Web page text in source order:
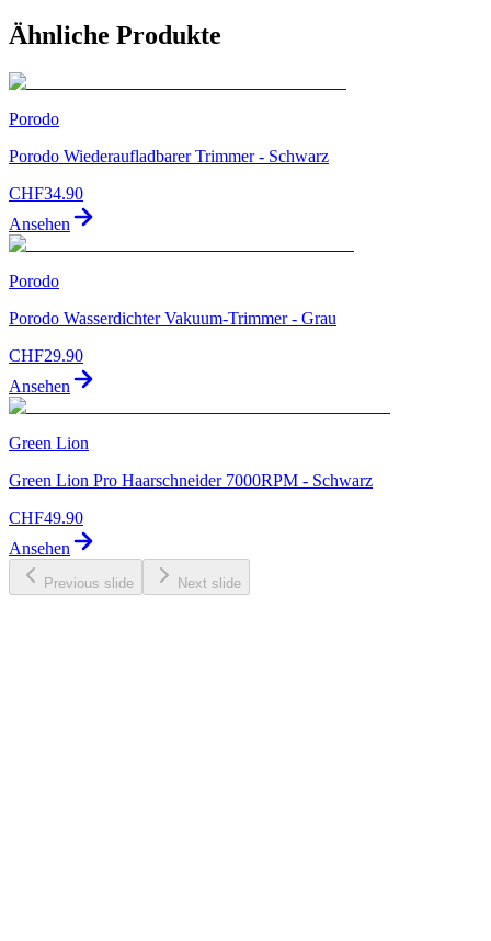
Ähnliche Produkte
Porodo
Porodo Wiederaufladbarer Trimmer - Schwarz
CHF34.90
Ansehen
Porodo
Porodo Wasserdichter Vakuum-Trimmer - Grau
CHF29.90
Ansehen
Green Lion
Green Lion Pro Haarschneider 7000RPM - Schwarz
CHF49.90
Ansehen
Previous slide Next slide